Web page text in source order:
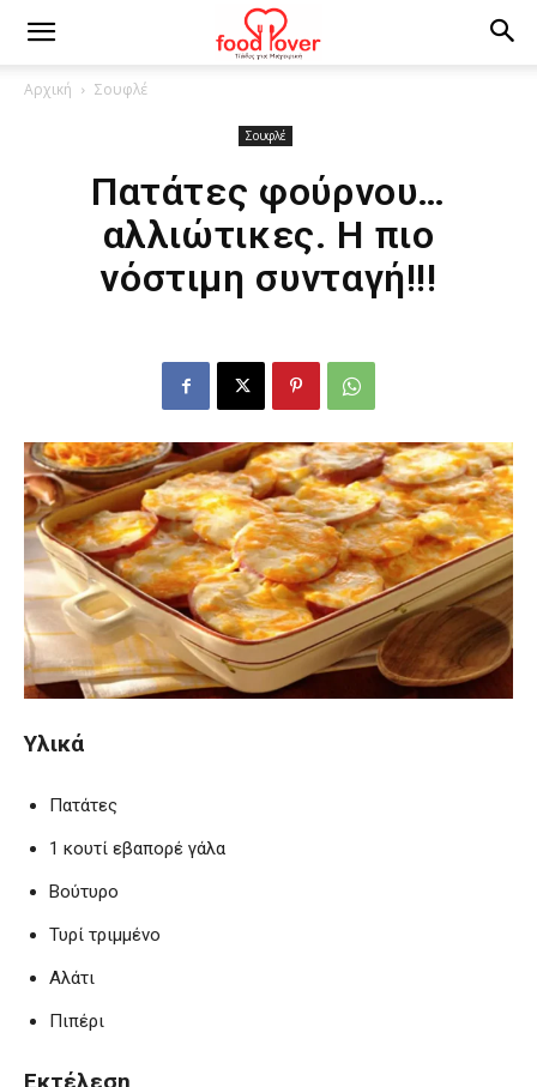
Αρχική Σουφλέ
Σουφλέ
Πατάτες φούρνου…
αλλιώτικες. Η πιο
νόστιμη συνταγή!!!
Υλικά
Πατάτες
1 κουτί εβαπορέ γάλα
Βούτυρο
Τυρί τριμμένο
Αλάτι
Πιπέρι